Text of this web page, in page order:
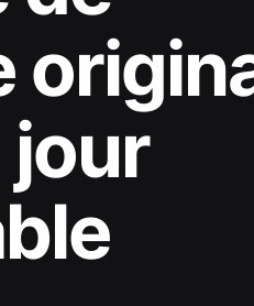
jour